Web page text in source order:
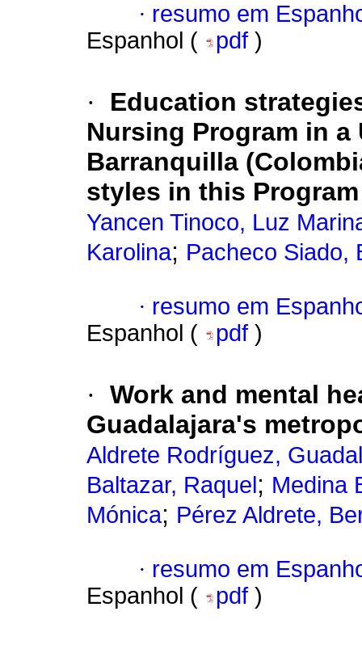
· resumo em
Espanhol (
pdf )
·
Education
Nursing Program in
Barranquilla
styles in this Program
Yancen Tinoco, Luz
Karolina; Pacheco Siado,
· resumo em
Espanhol (
pdf )
· Work and mental
Guadalajara's
Aldrete Rodríguez,
Baltazar, Raquel ; Medina
Mónica; Pérez Aldrete,
· resumo em
Espanhol (
pdf )